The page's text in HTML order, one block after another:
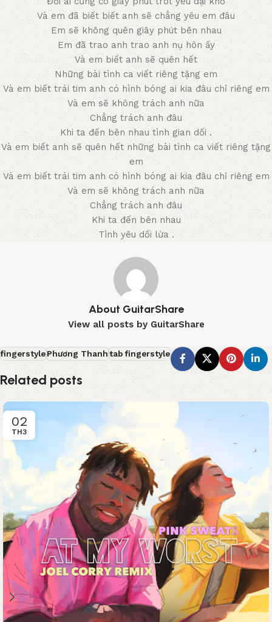
Và em đã biết biết anh sẽ chẳng yêu em đâu
Em sẽ không quên giây phút bên nhau
Em đã trao anh trao anh nụ hôn ấy
Và em biết anh sẽ quên hết
Những bài tình ca viết riêng tặng em
Và em biết trái tim anh có hình bóng ai kia đâu chỉ riêng em
Và em sẽ không trách anh nữa
Chẳng trách anh đâu
Khi ta đến bên nhau tình gian dối .
Và em biết anh sẽ quên hết những bài tình ca viết riêng tặng
em
Và em biết trái tim anh có hình bóng ai kia đâu chỉ riêng em
Và em sẽ không trách anh nữa
Chẳng trách anh đâu
Khi ta đến bên nhau
Tình yêu dối lừa .
About GuitarShare
View all posts by GuitarShare
fingerstylePhương Thanhtab fingerstyle
Related posts
02
TH3